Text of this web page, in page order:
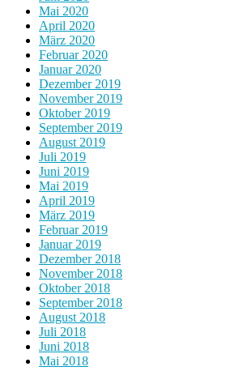
Mai 2020
April 2020
März 2020
Februar 2020
Januar 2020
Dezember 2019
November 2019
Oktober 2019
September 2019
August 2019
Juli 2019
Juni 2019
Mai 2019
April 2019
März 2019
Februar 2019
Januar 2019
Dezember 2018
November 2018
Oktober 2018
September 2018
August 2018
Juli 2018
Juni 2018
Mai 2018